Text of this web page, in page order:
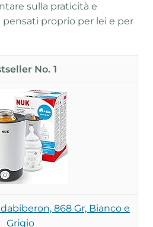
sulla praticità e
pensati proprio per lei e per
1
868 Gr, Bianco e
Grigio